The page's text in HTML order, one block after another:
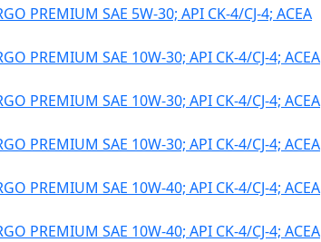
PREMIUM SAE 5W-30; API CK-4/CJ-4; ACEA
PREMIUM SAE 10W-30; API CK-4/CJ-4; ACEA
PREMIUM SAE 10W-30; API CK-4/CJ-4; ACEA
PREMIUM SAE 10W-30; API CK-4/CJ-4; ACEA
PREMIUM SAE 10W-40; API CK-4/CJ-4; ACEA
PREMIUM SAE 10W-40; API CK-4/CJ-4; ACEA